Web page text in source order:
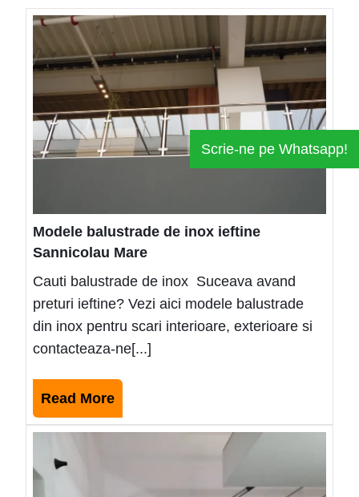
Mare
Modele balustrade de inox ieftine
Sannicolau Mare
Cauti balustrade de inox Suceava avand
preturi ieftine? Vezi aici modele balustrade
din inox pentru scari interioare, exterioare si
contacteaza-ne[...]
Read MoreRead
More
Scrie-ne pe Whatsapp!